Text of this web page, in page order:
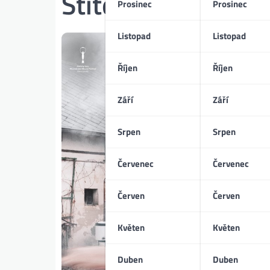
Prosinec
Listopad
Říjen
Září
Srpen
Červenec
Červen
Květen
Duben
Prosinec
Listopad
Říjen
Září
Srpen
Červenec
Červen
Květen
Duben